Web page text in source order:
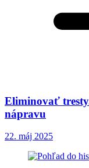
Eliminovať
nápravu
22. máj 2025